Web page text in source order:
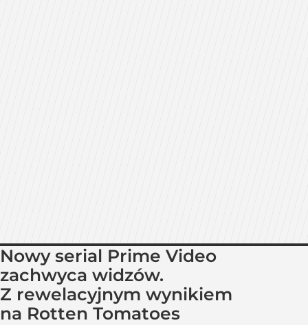
Nowy serial Prime Video
zachwyca widzów.
Z rewelacyjnym wynikiem
na Rotten Tomatoes